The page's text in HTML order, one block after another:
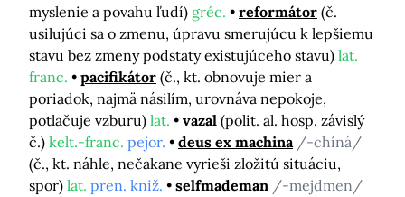
myslenie a povahu ľudí) gréc. reformátor (č.
usilujúci sa o zmenu, úpravu smerujúcu k lepšiemu
stavu bez zmeny podstaty existujúceho stavu) lat.
franc.
pacifikátor (č., kt. obnovuje mier a
poriadok, najmä násilím, urovnáva nepokoje,
potlačuje vzburu) lat. vazal (polit. al. hosp. závislý
č.) kelt.-franc. pejor. deus ex machina /-chíná/
(č., kt. náhle, nečakane vyrieši zložitú situáciu,
spor) lat. pren. kniž. selfmademan /-mejdmen/